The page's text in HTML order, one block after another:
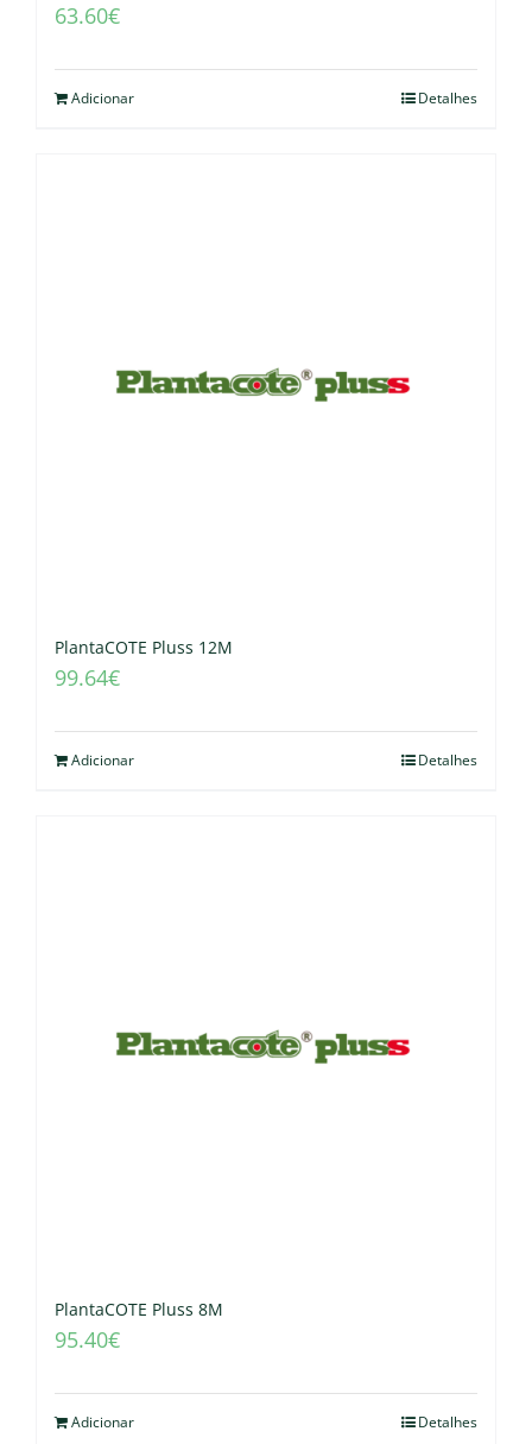
63.60€
Adicionar Detalhes
PlantaCOTE Pluss 12M
99.64€
Adicionar Detalhes
PlantaCOTE Pluss 8M
95.40€
Adicionar Detalhes